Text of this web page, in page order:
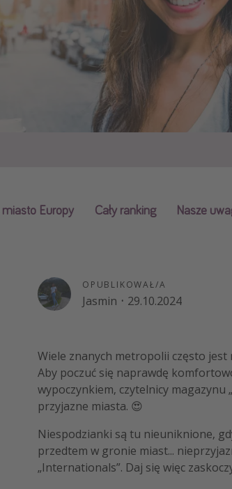
Wszystkie
miasto Europy Cały ranking Nasze
OPUBLIKOWAŁ/A
Jasmin · 29.10.2024
Wiele znanych metropolii często jest
Aby poczuć się naprawdę
wypoczynkiem, czytelnicy
przyjazne miasta. 😍
Niespodzianki są tu nieuniknione,
przedtem w gronie miast...
„Internationals”. Daj się więc